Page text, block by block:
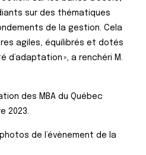
sur des thématiques
de la gestion. Cela
agiles, équilibrés et dotés
», a renchéri M.
des MBA du Québec
2023.
de l’évènement de la